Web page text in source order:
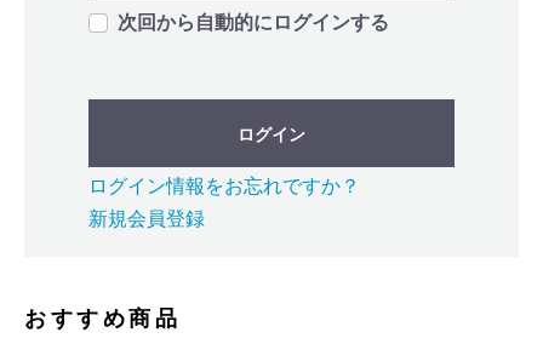
次回から自動的にログインする
ログイン
ログイン情報をお忘れですか？
新規会員登録
おすすめ商品